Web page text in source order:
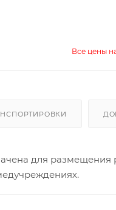
Все цены
для